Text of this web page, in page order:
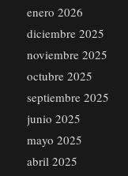
enero 2026
diciembre 2025
noviembre 2025
octubre 2025
septiembre 2025
junio 2025
mayo 2025
abril 2025